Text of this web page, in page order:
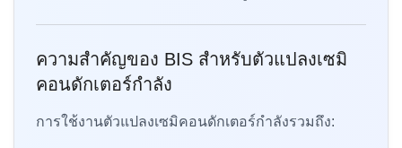
ความสำคัญของ BIS สำหรับตัวแปลงเซมิ
คอนดักเตอร์กำลัง
การใช้งานตัวแปลงเซมิคอนดักเตอร์กำลังรวมถึง: